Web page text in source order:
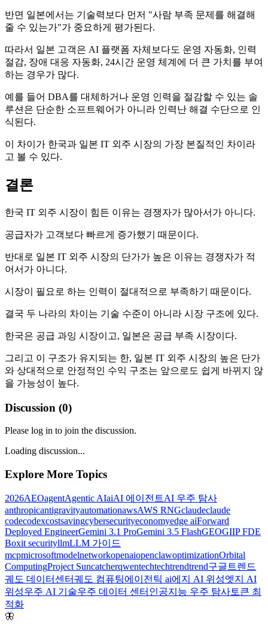
반면 일본에서는 기술력보다 먼저 "사람 부족 문제를 해결해
줄 수 있는가"가 중요하게 평가된다.
따라서 일본 고객은 AI 플랫폼 자체보다도 운영 자동화, 인력
절감, 장애 대응 자동화, 24시간 운영 체계에 더 큰 가치를 부여
하는 경우가 많다.
예를 들어 DBA를 대체하거나 운영 인력을 절감할 수 있는 솔
루션은 단순한 소프트웨어가 아니라 인력난 해결 수단으로 인
식된다.
이 차이가 한국과 일본 IT 외주 시장의 가장 본질적인 차이라
고 볼 수 있다.
결론
한국 IT 외주 시장이 힘든 이유는 경쟁자가 많아서가 아니다.
공급자가 고객보다 빠르게 증가했기 때문이다.
반대로 일본 IT 외주 시장의 단가가 높은 이유는 경쟁자가 적
어서가 아니다.
시장이 필요로 하는 인력이 절대적으로 부족하기 때문이다.
결국 두 나라의 차이는 기술 수준이 아니라 시장 구조에 있다.
한국은 공급 과잉 시장이고, 일본은 공급 부족 시장이다.
그리고 이 구조가 유지되는 한, 일본 IT 외주 시장의 높은 단가
와 상대적으로 안정적인 수익 구조는 앞으로도 쉽게 바뀌지 않
을 가능성이 높다.
Discussion (0)
Please log in to join the discussion.
Loading discussion...
Explore More Topics
2026AEOagentAgentic AIaiAI 에이전트AI 우주 탐사
anthropicantigravityautomationawsAWS RNGclaudeclaude
codecodexcostsavingcybersecurityeconomyedge aiForward
Deployed EngineerGemini 3.1 ProGemini 3.5 FlashGEOGIIP FDE
Boxit securityllmLLM 가이드
mcpmicrosoftmodelnetworkopenaiopenclawoptimizationOrbital
ComputingProject Suncatcherqwentechtechtrendtrend구글트렌드
궤도 데이터센터궤도 컴퓨팅에이전틱 ai에지 AI 위성엣지 AI
위성우주 AI 기술우주 데이터 센터 인공지능 우주 탐사토큰 최
적화
🦋